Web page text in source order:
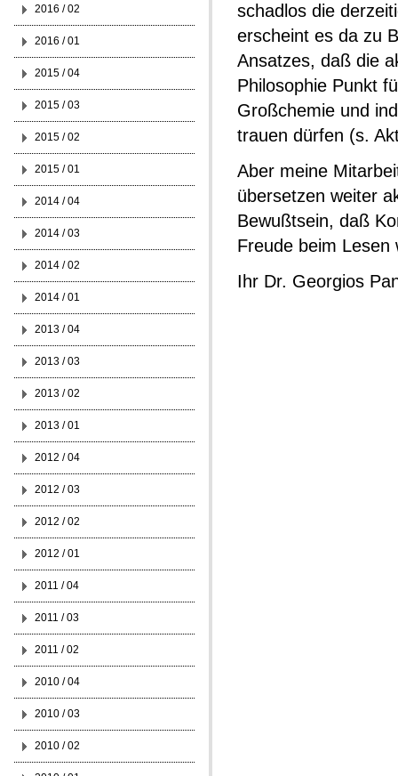
schadlos die
erscheint es da zu
Ansatzes, daß die
Philosophie Punkt
Großchemie und
trauen dürfen (s.
Aber meine
übersetzen weiter
Bewußtsein, daß
Freude beim Lesen
Ihr Dr. Georgios
2016 / 02
2016 / 01
2015 / 04
2015 / 03
2015 / 02
2015 / 01
2014 / 04
2014 / 03
2014 / 02
2014 / 01
2013 / 04
2013 / 03
2013 / 02
2013 / 01
2012 / 04
2012 / 03
2012 / 02
2012 / 01
2011 / 04
2011 / 03
2011 / 02
2010 / 04
2010 / 03
2010 / 02